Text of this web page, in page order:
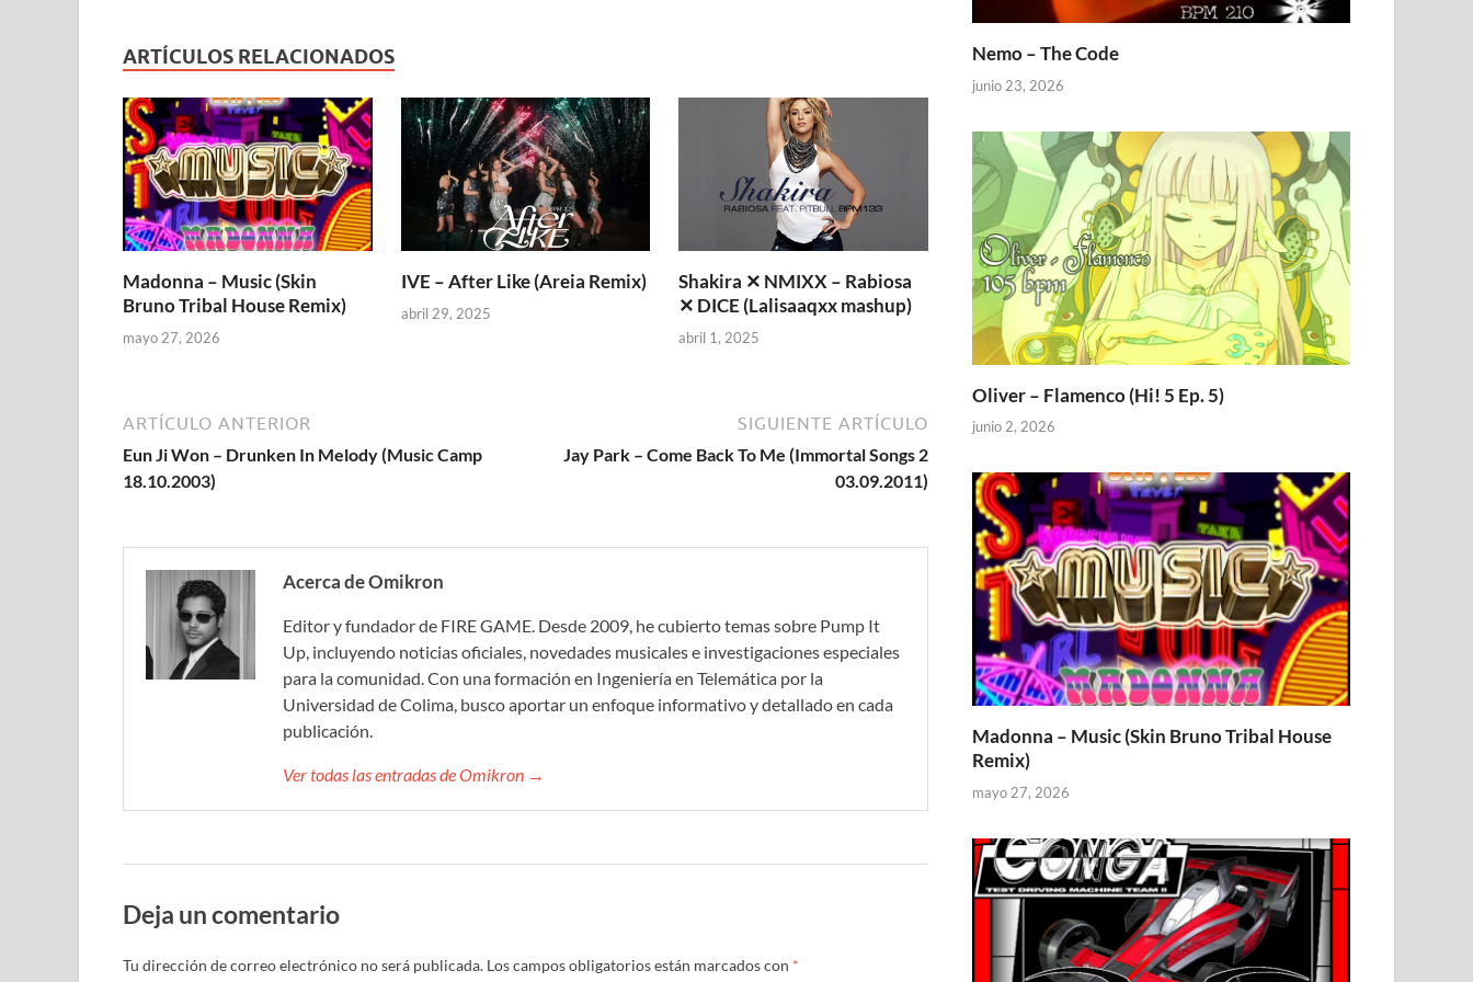
ARTÍCULOS RELACIONADOS
Madonna – Music (Skin
Bruno Tribal House Remix)
mayo 27, 2026
IVE – After Like (Areia Remix)
abril 29, 2025
Shakira ✕ NMIXX – Rabiosa
✕ DICE (Lalisaaqxx mashup)
abril 1, 2025
ARTÍCULO ANTERIOR
Eun Ji Won – Drunken In Melody (Music Camp
18.10.2003)
SIGUIENTE ARTÍCULO
Jay Park – Come Back To Me (Immortal Songs 2
03.09.2011)
Acerca de Omikron
Editor y fundador de FIRE GAME. Desde 2009, he cubierto temas sobre Pump It
Up, incluyendo noticias oficiales, novedades musicales e investigaciones especiales
para la comunidad. Con una formación en Ingeniería en Telemática por la
Universidad de Colima, busco aportar un enfoque informativo y detallado en cada
publicación.
Ver todas las entradas de Omikron →
Deja un comentario
Tu dirección de correo electrónico no será publicada. Los campos obligatorios están marcados con *
Nemo – The Code
junio 23, 2026
Oliver – Flamenco (Hi! 5 Ep. 5)
junio 2, 2026
Madonna – Music (Skin Bruno Tribal House
Remix)
mayo 27, 2026